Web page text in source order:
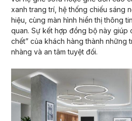
xanh trang trí, hệ thống chiếu sáng
hiệu, cùng màn hình hiển thị thông
quan. Sự kết hợp đồng bộ này giúp
chết” của khách hàng thành những
nhàng và an tâm tuyệt đối.